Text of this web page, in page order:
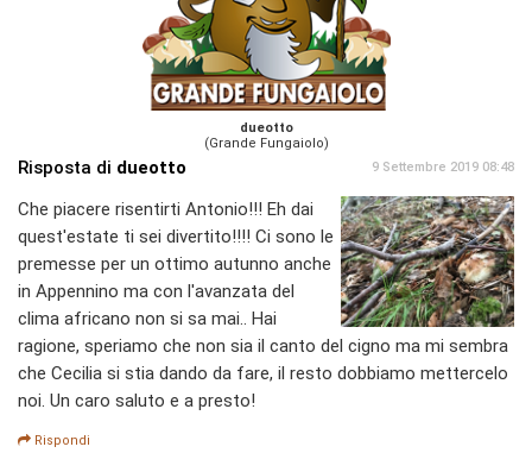
dueotto
(Grande Fungaiolo)
Risposta di dueotto 9 Settembre 2019 08:48
Che piacere risentirti Antonio!!! Eh dai
quest'estate ti sei divertito!!!! Ci sono le
premesse per un ottimo autunno anche
in Appennino ma con l'avanzata del
clima africano non si sa mai.. Hai
ragione, speriamo che non sia il canto del cigno ma mi sembra
che Cecilia si stia dando da fare, il resto dobbiamo mettercelo
noi. Un caro saluto e a presto!
Rispondi